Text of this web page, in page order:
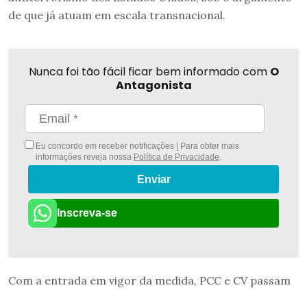
de que já atuam em escala transnacional.
Nunca foi tão fácil ficar bem informado com O
Antagonista
Eu concordo em receber notificações | Para obter mais
informações reveja nossa Política de Privacidade.
Enviar
Inscreva-se
Com a entrada em vigor da medida, PCC e CV passam